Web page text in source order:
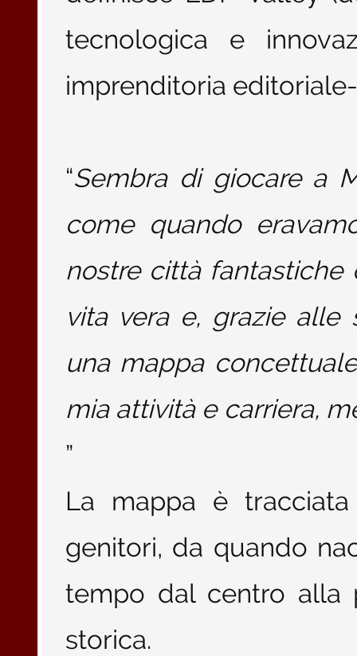
tecnologica e
imprenditoria
“Sembra di giocare a
come quando
nostre città fantastiche
vita vera e, grazie alle
una mappa
mia attività e carriera,
”
La mappa è
genitori, da quando
tempo dal centro alla
storica.